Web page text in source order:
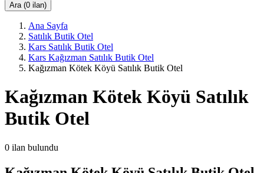
Ara (0 ilan)
Ana Sayfa
Satılık Butik Otel
Kars Satılık Butik Otel
Kars Kağızman Satılık Butik Otel
Kağızman Kötek Köyü Satılık Butik Otel
Kağızman Kötek Köyü Satılık
Butik Otel
0 ilan bulundu